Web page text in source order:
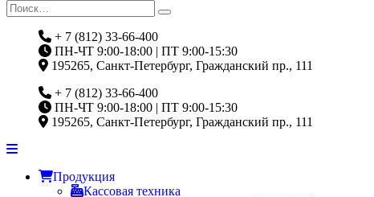
+ 7 (812) 33-66-400
ПН-ЧТ 9:00-18:00 | ПТ 9:00-15:30
195265, Санкт-Петербург, Гражданский пр., 111
+ 7 (812) 33-66-400
ПН-ЧТ 9:00-18:00 | ПТ 9:00-15:30
195265, Санкт-Петербург, Гражданский пр., 111
Продукция
Кассовая техника